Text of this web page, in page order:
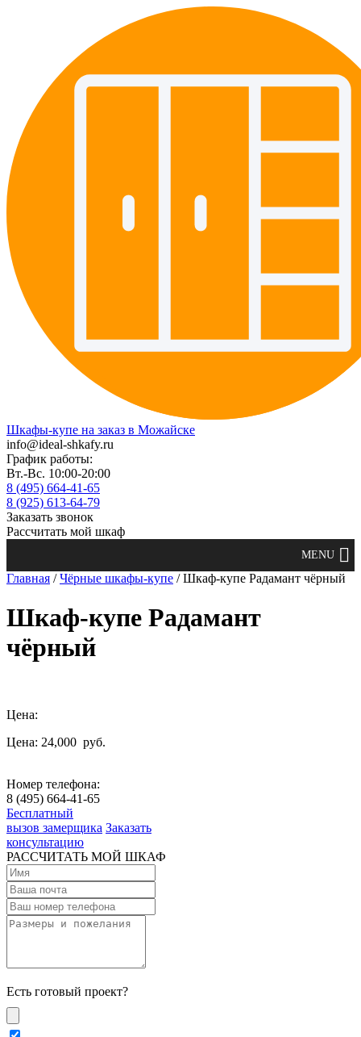
Шкафы-купе на заказ в Можайске
info@ideal-shkafy.ru
График работы:
Вт.-Вс. 10:00-20:00
8 (495) 664-41-65
8 (925) 613-64-79
Заказать звонок
Рассчитать мой шкаф
Главная /Чёрные шкафы-купе / Шкаф-купе Радамант чёрный
Шкаф-купе Радамант
чёрный
Цена:
Цена: 24,000 руб.
Номер телефона:
8 (495) 664-41-65
Бесплатный
вызов замерщика Заказать
консультацию
РАССЧИТАТЬ МОЙ ШКАФ
Есть готовый проект?